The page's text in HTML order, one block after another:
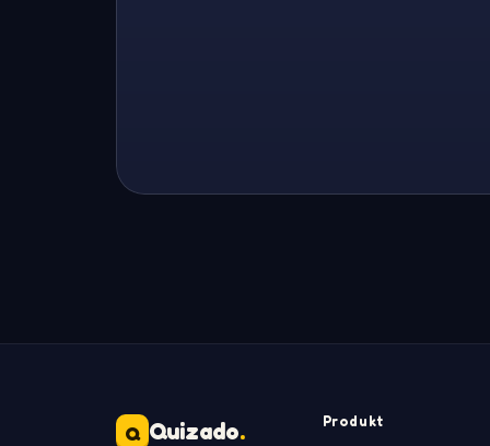
Q Quizado. Produkt